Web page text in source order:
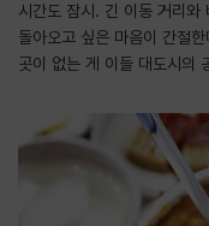
시간도 잠시. 긴 이동 거리와
돌아오고 싶은 마음이 간절
곳이 없는 게 이들 대도시의